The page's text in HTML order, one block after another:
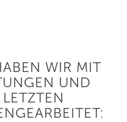
WIR MIT
UND